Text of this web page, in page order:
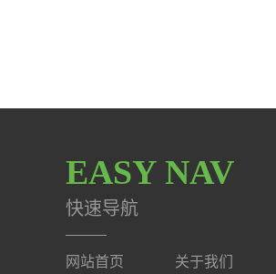
EASY NAV
快速导航
网站首页 关于我们